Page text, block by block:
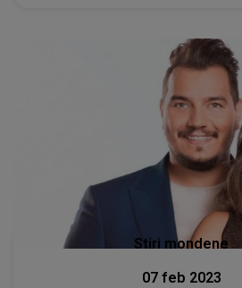
Stiri mondene
07 feb 2023